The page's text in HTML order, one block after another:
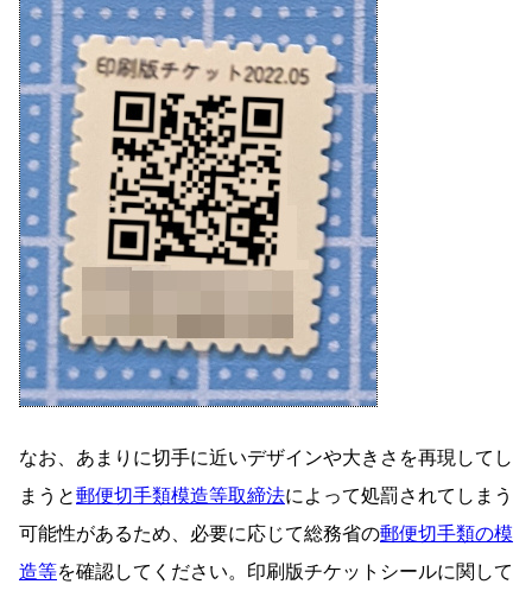
なお、あまりに切手に近いデザインや大きさを再現してし
まうと郵便切手類模造等取締法によって処罰されてしまう
可能性があるため、必要に応じて総務省の郵便切手類の模
造等を確認してください。印刷版チケットシールに関して